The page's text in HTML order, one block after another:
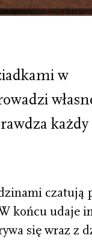
w
każdy
czatują
końcu udaje
się wraz z